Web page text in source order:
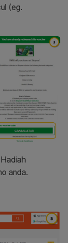
(eg.
anda.